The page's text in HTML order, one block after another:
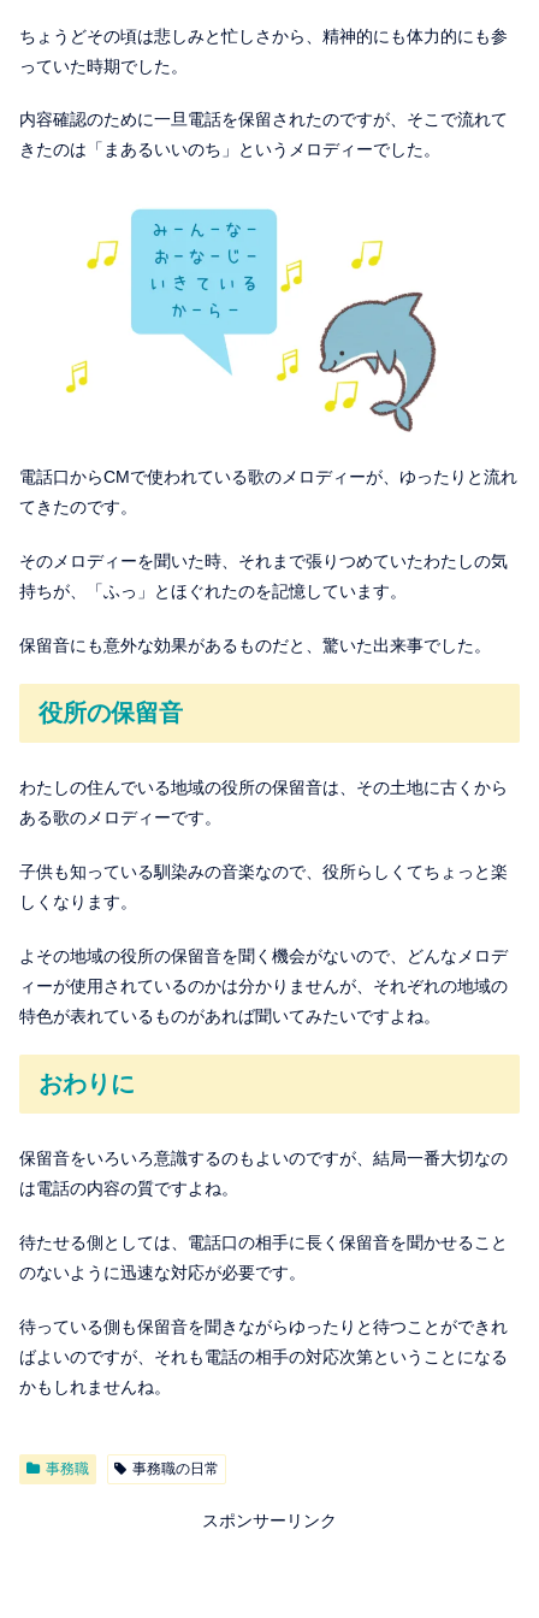
ちょうどその頃は悲しみと忙しさから、精神的にも体力的にも参
っていた時期でした。
内容確認のために一旦電話を保留されたのですが、そこで流れて
きたのは「まあるいいのち」というメロディーでした。
電話口からCMで使われている歌のメロディーが、ゆったりと流れ
てきたのです。
そのメロディーを聞いた時、それまで張りつめていたわたしの気
持ちが、「ふっ」とほぐれたのを記憶しています。
保留音にも意外な効果があるものだと、驚いた出来事でした。
役所の保留音
わたしの住んでいる地域の役所の保留音は、その土地に古くから
ある歌のメロディーです。
子供も知っている馴染みの音楽なので、役所らしくてちょっと楽
しくなります。
よその地域の役所の保留音を聞く機会がないので、どんなメロデ
ィーが使用されているのかは分かりませんが、それぞれの地域の
特色が表れているものがあれば聞いてみたいですよね。
おわりに
保留音をいろいろ意識するのもよいのですが、結局一番大切なの
は電話の内容の質ですよね。
待たせる側としては、電話口の相手に長く保留音を聞かせること
のないように迅速な対応が必要です。
待っている側も保留音を聞きながらゆったりと待つことができれ
ばよいのですが、それも電話の相手の対応次第ということになる
かもしれませんね。
事務職 事務職の日常
スポンサーリンク